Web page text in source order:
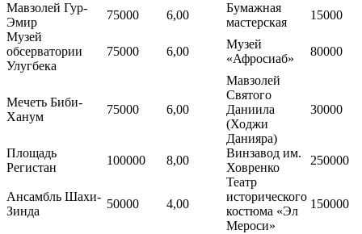
Мавзолей Гур-
Эмир
75000 6,00
Бумажная
мастерская
15000
Музей
обсерватории
Улугбека
75000 6,00
Музей
«Афросиаб»
80000
Мечеть Биби-
Ханум
75000 6,00
Мавзолей
Святого
Даниила
(Ходжи
Данияра)
30000
Площадь
Регистан
100000 8,00
Винзавод им.
Ховренко
250000
Ансамбль Шахи-
Зинда
50000 4,00
Театр
исторического
костюма «Эл
Мероси»
150000